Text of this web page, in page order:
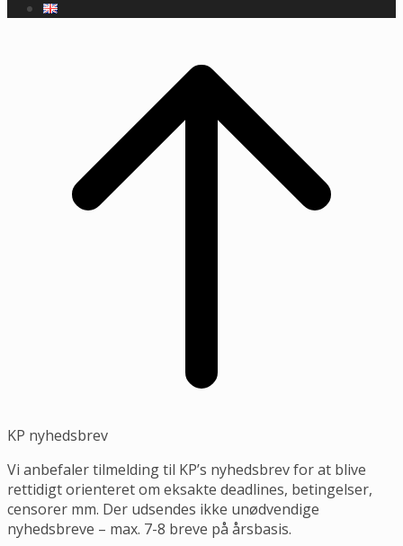
KP nyhedsbrev
Vi anbefaler tilmelding til KP’s nyhedsbrev for at blive
rettidigt orienteret om eksakte deadlines, betingelser,
censorer mm. Der udsendes ikke unødvendige
nyhedsbreve – max. 7-8 breve på årsbasis.